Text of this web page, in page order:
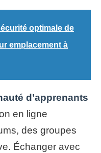
optimale de
emplacement à
d’apprenants
en ligne
des groupes
Échanger avec